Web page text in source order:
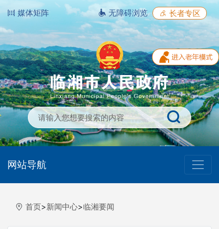
媒体矩阵 无障碍浏览 长者专区
网站导航
首页>新闻中心>临湘要闻